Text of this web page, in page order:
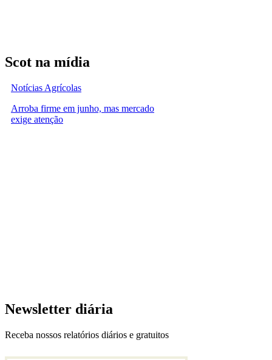
Scot na mídia
Notícias Agrícolas
Arroba firme em junho, mas mercado
exige atenção
Newsletter diária
Receba nossos relatórios diários e gratuitos